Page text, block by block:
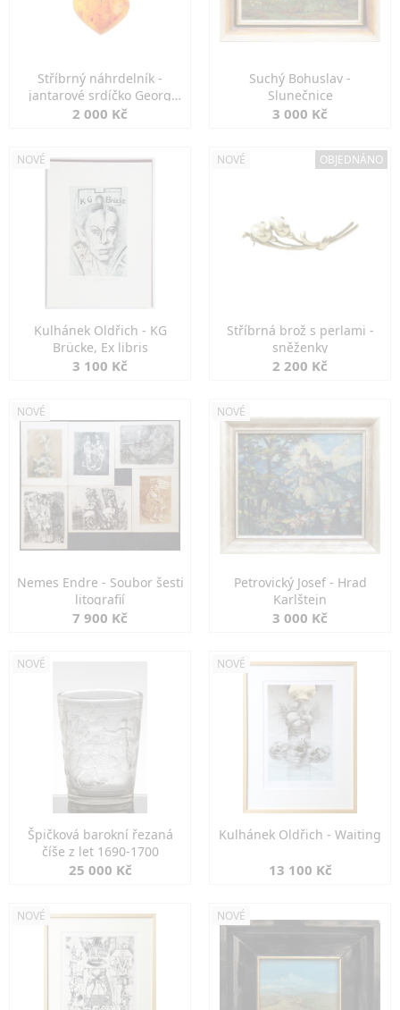
Stříbrný náhrdelník -
jantarové srdíčko Georg
Kramer
2 000 Kč
Suchý Bohuslav -
Slunečnice
3 000 Kč
NOVÉ
Kulhánek Oldřich - KG
Brücke, Ex libris
3 100 Kč
NOVÉ OBJEDNÁNO
Stříbrná brož s perlami -
sněženky
2 200 Kč
NOVÉ
Nemes Endre - Soubor šesti
litografií
7 900 Kč
NOVÉ
Petrovický Josef - Hrad
Karlštejn
3 000 Kč
NOVÉ
Špičková barokní řezaná
číše z let 1690-1700
25 000 Kč
NOVÉ
Kulhánek Oldřich - Waiting
13 100 Kč
NOVÉ NOVÉ